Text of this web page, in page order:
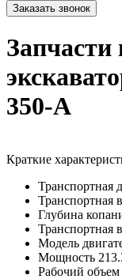
350-A
Краткие
Транспортная
Транспортная
Глубина
Транспортная
Модель
Мощность
Рабочий объем